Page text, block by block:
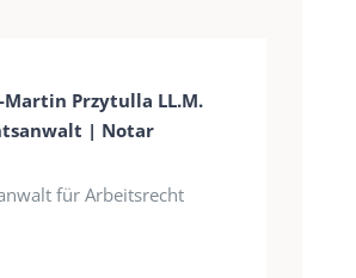
Martin Przytulla LL.M.
| Notar
für Arbeitsrecht